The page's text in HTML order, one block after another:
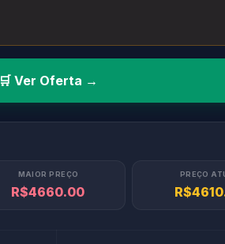
🛒 Ver Oferta →
MAIOR PREÇO
R$4660.00
PREÇO